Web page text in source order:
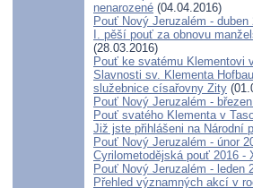
nenarozené (04.04.2016)
Pouť Nový Jeruzalém - duben
I. pěší pouť za obnovu
(28.03.2016)
Pouť ke svatému Klementovi
Slavnosti sv. Klementa
služebnice císařovny Zity
Pouť Nový Jeruzalém -
Pouť svatého Klementa v
Již jste přihlášeni na Národní
Pouť Nový Jeruzalém - únor
Cyrilometodějská pouť 2016 -
Pouť Nový Jeruzalém - leden
Přehled významných akcí v